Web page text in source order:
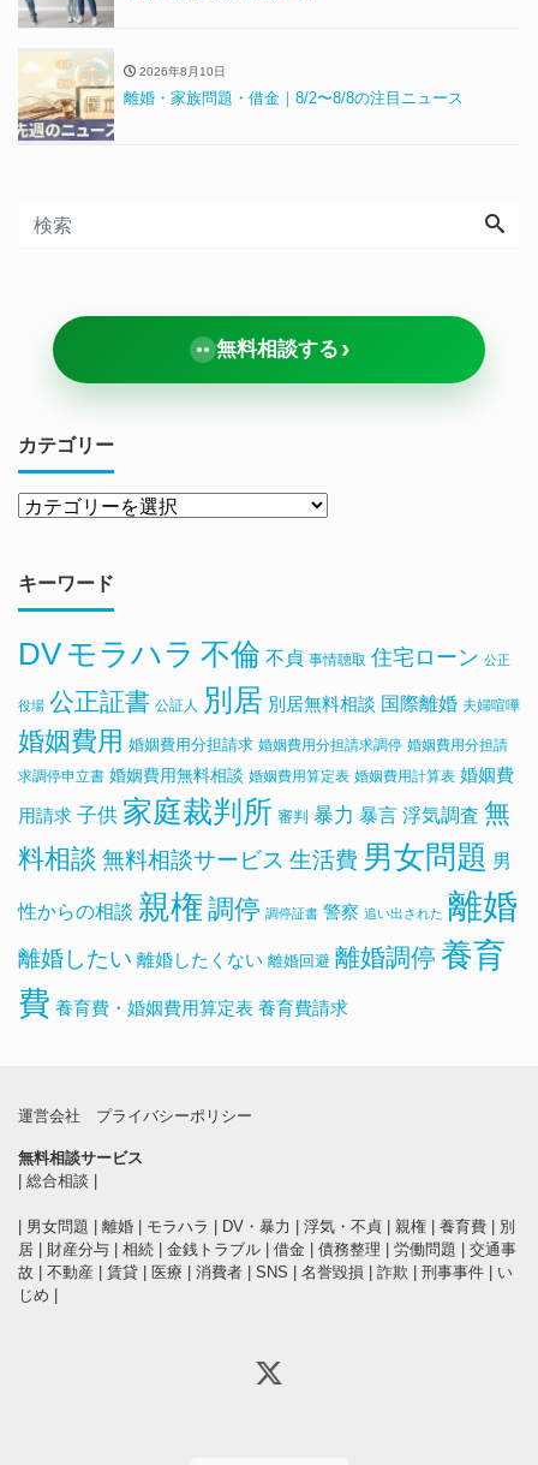
2026年8月10日
離婚・家族問題・借金｜8/2〜8/8の注目ニュース
無料相談する ›
カテゴリー
キーワード
DV モラハラ 不倫 不貞 事情聴取 住宅ローン 公正
役場 公正証書 公証人 別居 別居無料相談 国際離婚 夫婦喧嘩
婚姻費用 婚姻費用分担請求 婚姻費用分担請求調停 婚姻費用分担請
求調停申立書 婚姻費用無料相談 婚姻費用算定表 婚姻費用計算表 婚姻費
用請求 子供 家庭裁判所 審判 暴力 暴言 浮気調査 無
料相談 無料相談サービス 生活費 男女問題 男
性からの相談 親権 調停 調停証書 警察 追い出された 離婚
離婚したい 離婚したくない 離婚回避 離婚調停 養育
費 養育費・婚姻費用算定表 養育費請求
運営会社 プライバシーポリシー
無料相談サービス
総合相談
男女問題 離婚 モラハラ DV・暴力 浮気・不貞 親権 養育費
別
居
財産分与 相続 金銭トラブル 借金 債務整理 労働問題
交通事
故
不動産 賃貸 医療 消費者 SNS 名誉毀損 詐欺 刑事事件
い
じめ